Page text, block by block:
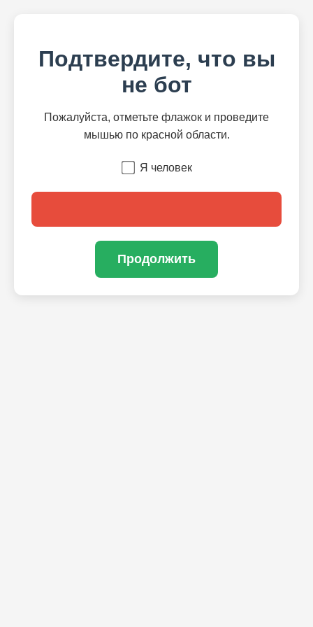
Подтвердите, что вы
не бот
Пожалуйста, отметьте флажок и проведите
мышью по красной области.
Я человек
Продолжить